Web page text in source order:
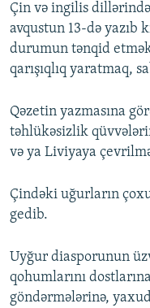
Çin və ingilis
avqustun 13-də yazıb
durumun tənqid
qarışıqlıq yaratmaq,
Qəzetin yazmasına
təhlükəsizlik
və ya Liviyaya
Çindəki uğurların
gedib.
Uyğur diasporunun
qohumlarını
göndərmələrinə,